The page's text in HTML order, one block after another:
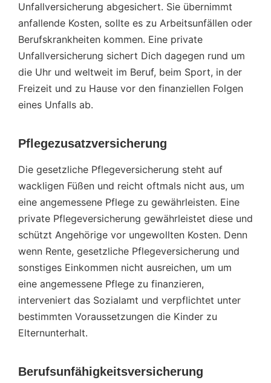
Unfallversicherung abgesichert. Sie übernimmt
anfallende Kosten, sollte es zu Arbeitsunfällen oder
Berufskrankheiten kommen. Eine private
Unfallversicherung sichert Dich dagegen rund um
die Uhr und weltweit im Beruf, beim Sport, in der
Freizeit und zu Hause vor den finanziellen Folgen
eines Unfalls ab.
Pflegezusatzversicherung
Die gesetzliche Pflegeversicherung steht auf
wackligen Füßen und reicht oftmals nicht aus, um
eine angemessene Pflege zu gewährleisten. Eine
private Pflegeversicherung gewährleistet diese und
schützt Angehörige vor ungewollten Kosten. Denn
wenn Rente, gesetzliche Pflegeversicherung und
sonstiges Einkommen nicht ausreichen, um um
eine angemessene Pflege zu finanzieren,
interveniert das Sozialamt und verpflichtet unter
bestimmten Voraussetzungen die Kinder zu
Elternunterhalt.
Berufsunfähigkeitsversicherung